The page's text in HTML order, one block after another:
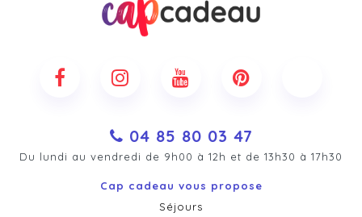
04 85 80 03 47
Du lundi au vendredi de 9h00 à 12h et de 13h30 à 17h30
Cap cadeau vous propose
Séjours